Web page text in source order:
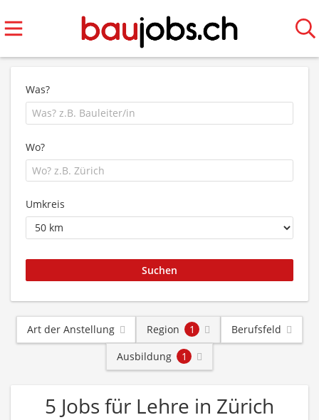
Was?
Wo?
Umkreis
Art der Anstellung Region 1
Berufsfeld
Ausbildung
1
5 Jobs für Lehre in Zürich